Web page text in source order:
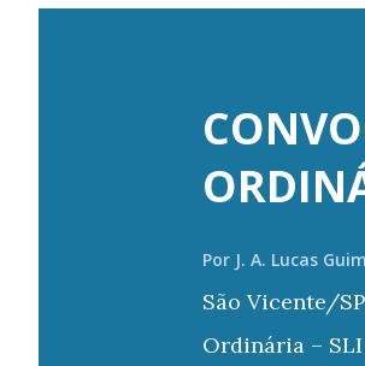
Por J. A. Lucas
São Vicente/
Ordinária –